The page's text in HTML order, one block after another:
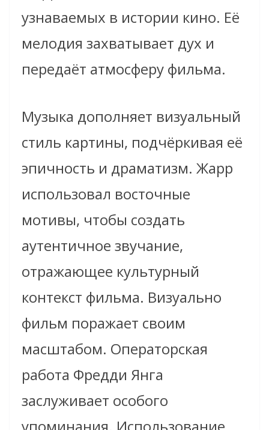
узнаваемых в истории кино. Её
мелодия захватывает дух и
передаёт атмосферу фильма.
Музыка дополняет визуальный
стиль картины, подчёркивая её
эпичность и драматизм. Жарр
использовал восточные
мотивы, чтобы создать
аутентичное звучание,
отражающее культурный
контекст фильма. Визуально
фильм поражает своим
масштабом. Операторская
работа Фредди Янга
заслуживает особого